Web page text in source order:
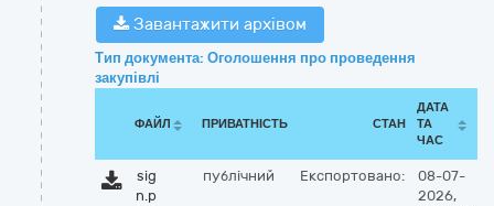
Завантажити архівом
Тип документа: Оголошення про проведення
закупівлі
ФАЙЛ ПРИВАТНІСТЬ СТАН
ДАТА
ТА
ЧАС
sig
n.p
публічний Експортовано:
08-07-
2026,